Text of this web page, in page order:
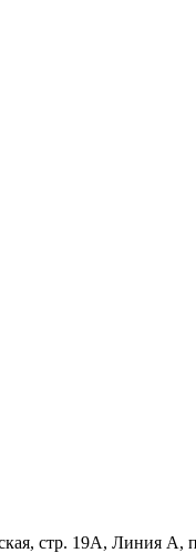
стр. 19А, Линия А,